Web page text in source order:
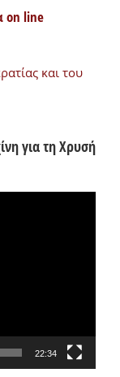
on line
και του
για τη Χρυσή
22:34